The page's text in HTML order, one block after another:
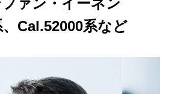
Cal.52000系など